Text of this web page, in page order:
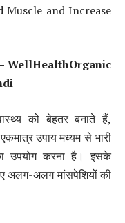
Muscle and Increase
WellHealthOrganic
को बेहतर बनाते हैं,
उपाय मध्यम से भारी
उपयोग करना है। इसके
अलग-अलग मांसपेशियों की